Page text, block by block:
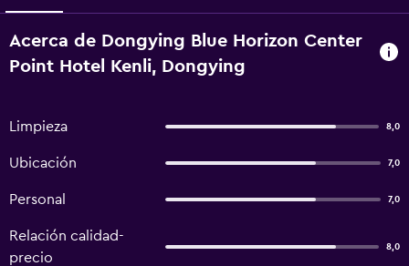
Acerca de Dongying Blue Horizon Center
Point Hotel Kenli, Dongying
Limpieza 8,0
Ubicación 7,0
Personal 7,0
Relación calidad-
precio
8,0